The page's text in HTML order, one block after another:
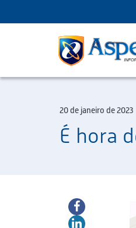
20 de janeiro de 2023
É hora